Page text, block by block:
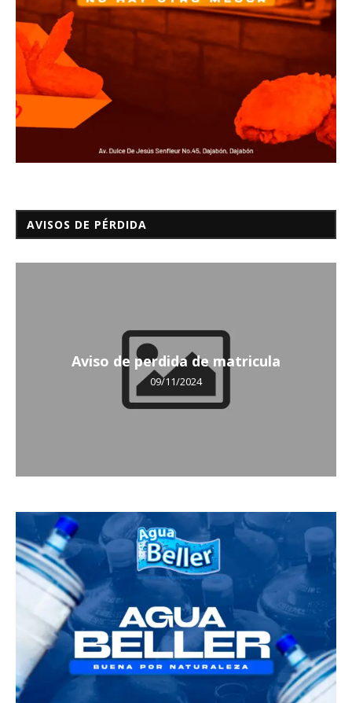
AVISOS DE PÉRDIDA
Aviso de perdida de matricula
09/11/2024